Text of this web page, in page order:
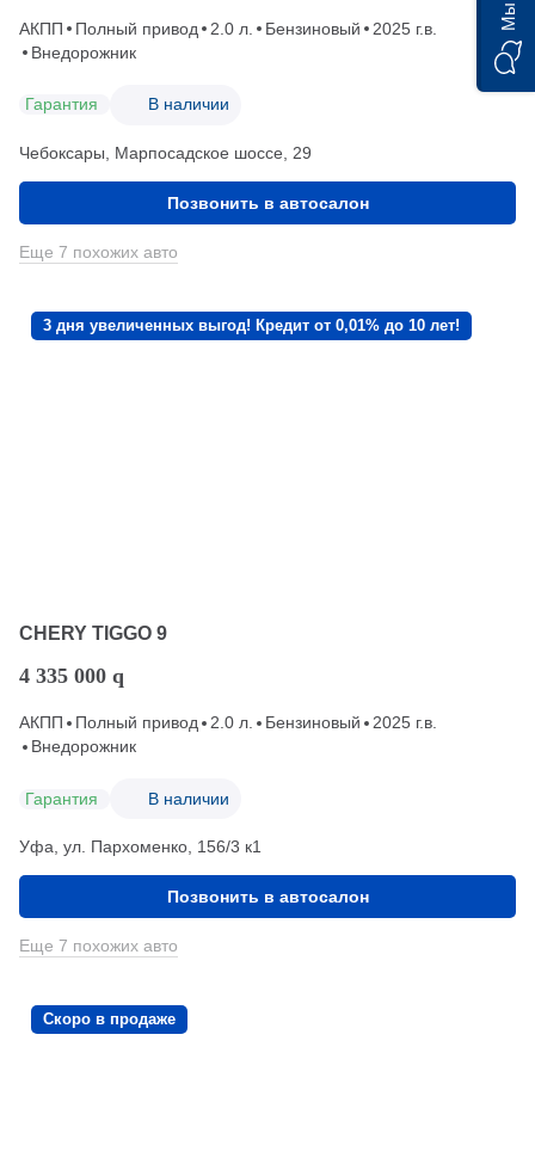
АКПП Полный привод 2.0 л. Бензиновый
2025 г.в.
Внедорожник
Гарантия В наличии
Чебоксары, Марпосадское шоссе, 29
Позвонить в автосалон
Еще 7 похожих авто
3 дня увеличенных выгод! Кредит от 0,01% до 10 лет!
CHERY TIGGO 9
4 335 000 q
АКПП Полный привод 2.0 л. Бензиновый
2025 г.в.
Внедорожник
Гарантия В наличии
Уфа, ул. Пархоменко, 156/3 к1
Позвонить в автосалон
Еще 7 похожих авто
Скоро в продаже